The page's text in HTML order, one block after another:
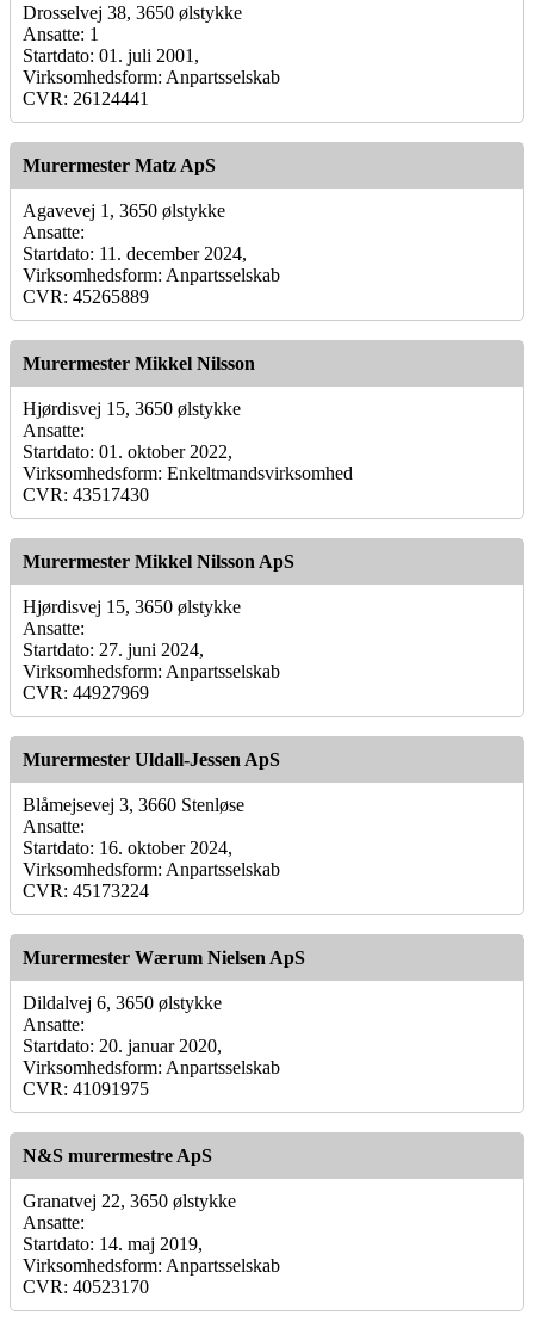
Drosselvej 38, 3650 ølstykke
Ansatte: 1
Startdato: 01. juli 2001,
Virksomhedsform: Anpartsselskab
CVR: 26124441
Murermester Matz ApS
Agavevej 1, 3650 ølstykke
Ansatte:
Startdato: 11. december 2024,
Virksomhedsform: Anpartsselskab
CVR: 45265889
Murermester Mikkel Nilsson
Hjørdisvej 15, 3650 ølstykke
Ansatte:
Startdato: 01. oktober 2022,
Virksomhedsform: Enkeltmandsvirksomhed
CVR: 43517430
Murermester Mikkel Nilsson ApS
Hjørdisvej 15, 3650 ølstykke
Ansatte:
Startdato: 27. juni 2024,
Virksomhedsform: Anpartsselskab
CVR: 44927969
Murermester Uldall-Jessen ApS
Blåmejsevej 3, 3660 Stenløse
Ansatte:
Startdato: 16. oktober 2024,
Virksomhedsform: Anpartsselskab
CVR: 45173224
Murermester Wærum Nielsen ApS
Dildalvej 6, 3650 ølstykke
Ansatte:
Startdato: 20. januar 2020,
Virksomhedsform: Anpartsselskab
CVR: 41091975
N&S murermestre ApS
Granatvej 22, 3650 ølstykke
Ansatte:
Startdato: 14. maj 2019,
Virksomhedsform: Anpartsselskab
CVR: 40523170